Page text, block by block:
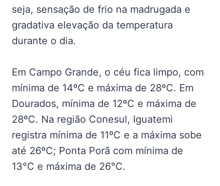
seja, sensação de frio na madrugada e
gradativa elevação da temperatura
durante o dia.
Em Campo Grande, o céu fica limpo, com
mínima de 14ºC e máxima de 28ºC. Em
Dourados, mínima de 12ºC e máxima de
28ºC. Na região Conesul, Iguatemi
registra mínima de 11ºC e a máxima sobe
até 26ºC; Ponta Porã com mínima de
13°C e máxima de 26°C.